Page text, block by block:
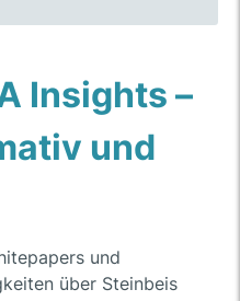
Insights –
und
und
über Steinbeis